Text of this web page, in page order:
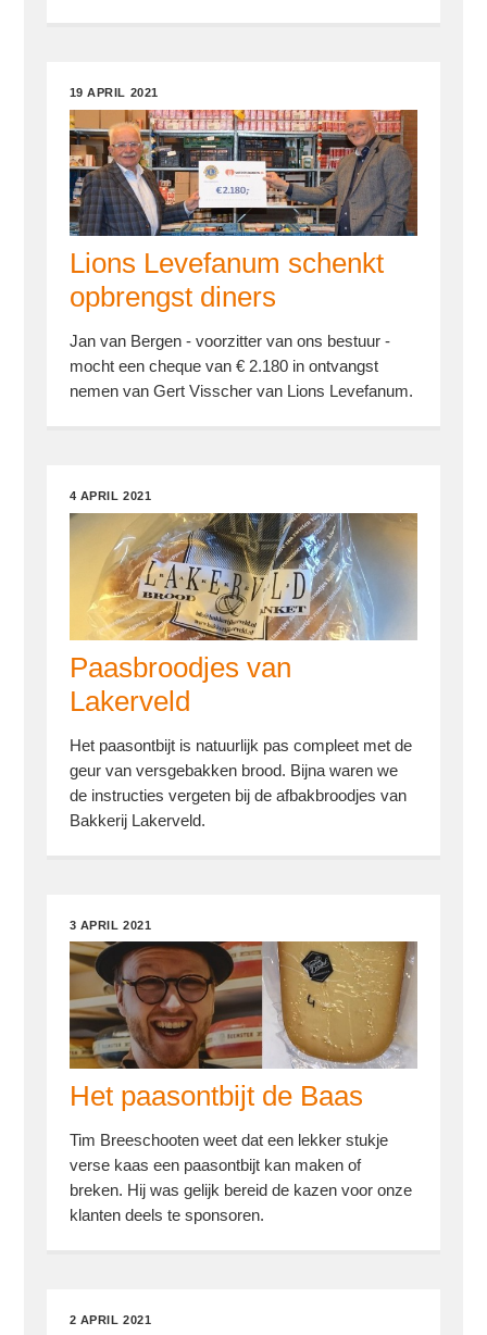
19 APRIL 2021
Lions Levefanum schenkt
opbrengst diners
Jan van Bergen - voorzitter van ons bestuur -
mocht een cheque van € 2.180 in ontvangst
nemen van Gert Visscher van Lions Levefanum.
4 APRIL 2021
Paasbroodjes van
Lakerveld
Het paasontbijt is natuurlijk pas compleet met de
geur van versgebakken brood. Bijna waren we
de instructies vergeten bij de afbakbroodjes van
Bakkerij Lakerveld.
3 APRIL 2021
Het paasontbijt de Baas
Tim Breeschooten weet dat een lekker stukje
verse kaas een paasontbijt kan maken of
breken. Hij was gelijk bereid de kazen voor onze
klanten deels te sponsoren.
2 APRIL 2021